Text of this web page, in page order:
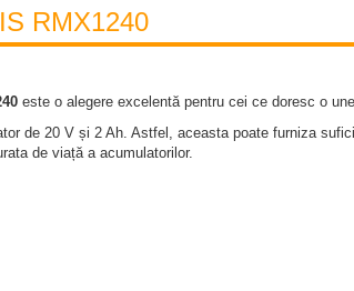
RMX1240
este o alegere excelentă pentru cei ce doresc o
de 20 V și 2 Ah. Astfel, aceasta poate furniza
de viață a acumulatorilor.